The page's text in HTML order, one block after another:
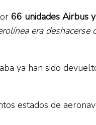
66 unidades Airbus
era
ya han sido
estados de